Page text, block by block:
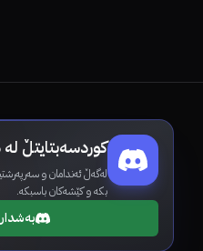
کوردسەبتایتڵ
لەگەڵ ئەندامان و
بکە و کێشەکان باسبکە.